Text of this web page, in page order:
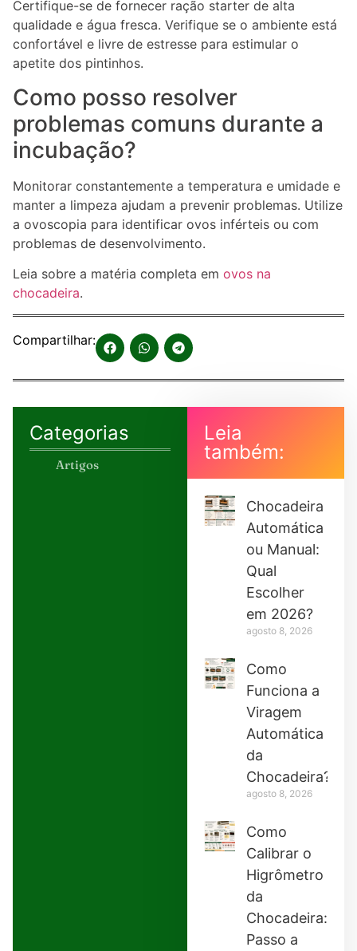
Certifique-se de fornecer ração starter de alta
qualidade e água fresca. Verifique se o ambiente está
confortável e livre de estresse para estimular o
apetite dos pintinhos.
Como posso resolver
problemas comuns durante a
incubação?
Monitorar constantemente a temperatura e umidade e
manter a limpeza ajudam a prevenir problemas. Utilize
a ovoscopia para identificar ovos inférteis ou com
problemas de desenvolvimento.
Leia sobre a matéria completa em ovos na
chocadeira.
Compartilhar:
Categorias
Artigos
Leia
também:
Chocadeira
Automática
ou Manual:
Qual
Escolher
em 2026?
agosto 8, 2026
Como
Funciona a
Viragem
Automática
da
Chocadeira?
agosto 8, 2026
Como
Calibrar o
Higrômetro
da
Chocadeira:
Passo a